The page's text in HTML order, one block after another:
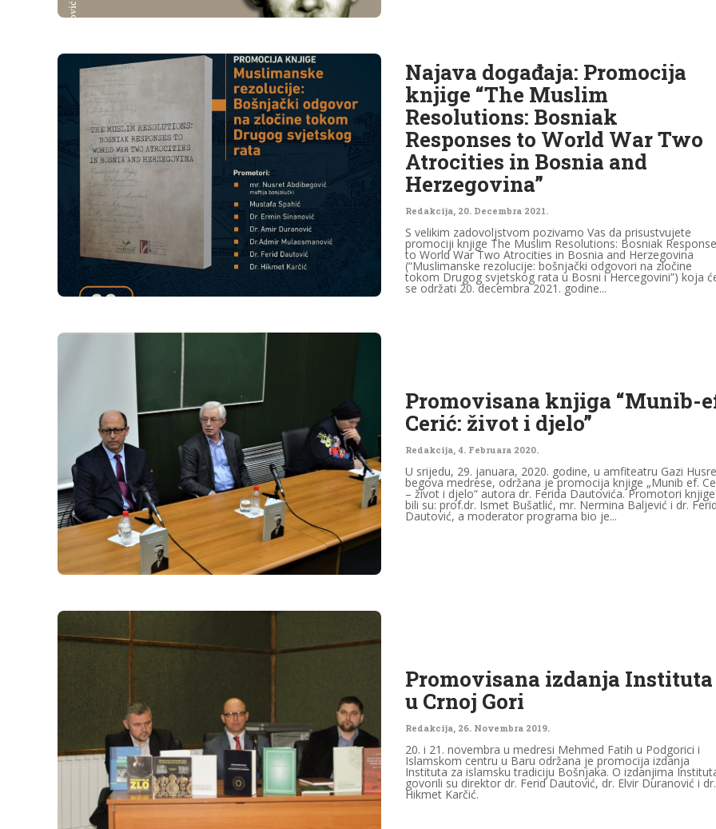
Najava događaja: Promocija
knjige “The Muslim
Resolutions: Bosniak
Responses to World War Two
Atrocities in Bosnia and
Herzegovina”
Redakcija 20. Decembra 2021.
S velikim zadovoljstvom pozivamo Vas da prisustvujete
promociji knjige The Muslim Resolutions: Bosniak
to World War Two Atrocities in Bosnia and Herzegovina
(“Muslimanske rezolucije: bošnjački odgovori na zločine
tokom Drugog svjetskog rata u Bosni i Hercegovini”) koja
se održati 20. decembra 2021. godine...
Promovisana knjiga “Munib-
Cerić: život i djelo”
Redakcija, 4. Februara 2020.
U srijedu, 29. januara, 2020. godine, u amfiteatru Gazi
begova medrese, održana je promocija knjige „Munib ef.
– život i djelo“ autora dr. Ferida Dautovića. Promotori knjige
bili su: prof.dr. Ismet Bušatlić, mr. Nermina Baljević i dr. Ferid
Dautović, a moderator programa bio je...
Promovisana izdanja Instituta
u Crnoj Gori
Redakcija, 26. Novembra 2019.
20. i 21. novembra u medresi Mehmed Fatih u Podgorici i
Islamskom centru u Baru održana je promocija izdanja
Instituta za islamsku tradiciju Bošnjaka. O izdanjima
govorili su direktor dr. Ferid Dautović, dr. Elvir Duranović i dr.
Hikmet Karčić.